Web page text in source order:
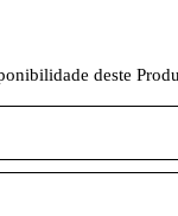
deste